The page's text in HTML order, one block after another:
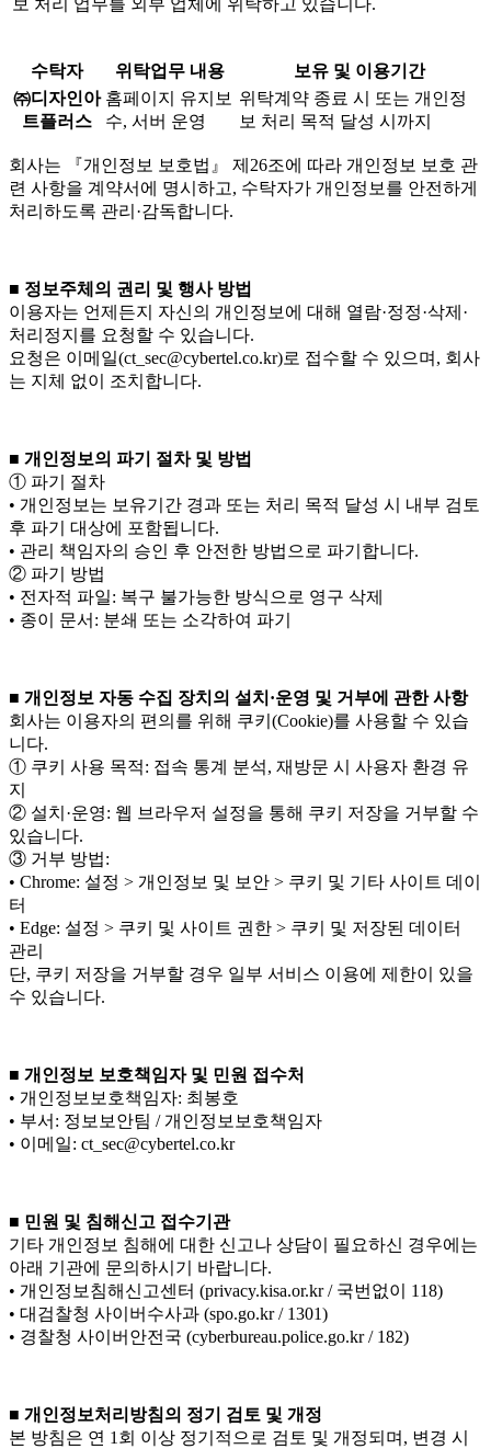
보 처리 업무를 외부 업체에 위탁하고 있습니다.
수탁자 위탁업무 내용
보유 및 이용기간
㈜디자인아
트플러스
홈페이지 유지보
수, 서버 운영
위탁계약 종료 시 또는 개인정
보 처리 목적 달성 시까지
회사는 『개인정보 보호법』 제26조에 따라 개인정보 보호 관
련 사항을 계약서에 명시하고, 수탁자가 개인정보를 안전하게
처리하도록 관리·감독합니다.
■ 정보주체의 권리 및 행사 방법
이용자는 언제든지 자신의 개인정보에 대해 열람·정정·삭제·
처리정지를 요청할 수 있습니다.
요청은 이메일(ct_sec@cybertel.co.kr)로 접수할 수 있으며, 회사
는 지체 없이 조치합니다.
■ 개인정보의 파기 절차 및 방법
① 파기 절차
• 개인정보는 보유기간 경과 또는 처리 목적 달성 시 내부 검토
후 파기 대상에 포함됩니다.
• 관리 책임자의 승인 후 안전한 방법으로 파기합니다.
② 파기 방법
• 전자적 파일: 복구 불가능한 방식으로 영구 삭제
• 종이 문서: 분쇄 또는 소각하여 파기
■ 개인정보 자동 수집 장치의 설치·운영 및 거부에 관한 사항
회사는 이용자의 편의를 위해 쿠키(Cookie)를 사용할 수 있습
니다.
① 쿠키 사용 목적: 접속 통계 분석, 재방문 시 사용자 환경 유
지
② 설치·운영: 웹 브라우저 설정을 통해 쿠키 저장을 거부할 수
있습니다.
③ 거부 방법:
• Chrome: 설정 > 개인정보 및 보안 > 쿠키 및 기타 사이트 데이
터
• Edge: 설정 > 쿠키 및 사이트 권한 > 쿠키 및 저장된 데이터
관리
단, 쿠키 저장을 거부할 경우 일부 서비스 이용에 제한이 있을
수 있습니다.
■ 개인정보 보호책임자 및 민원 접수처
• 개인정보보호책임자: 최봉호
• 부서: 정보보안팀 / 개인정보보호책임자
• 이메일: ct_sec@cybertel.co.kr
■ 민원 및 침해신고 접수기관
기타 개인정보 침해에 대한 신고나 상담이 필요하신 경우에는
아래 기관에 문의하시기 바랍니다.
• 개인정보침해신고센터 (privacy.kisa.or.kr / 국번없이 118)
• 대검찰청 사이버수사과 (spo.go.kr / 1301)
• 경찰청 사이버안전국 (cyberbureau.police.go.kr / 182)
■ 개인정보처리방침의 정기 검토 및 개정
본 방침은 연 1회 이상 정기적으로 검토 및 개정되며, 변경 시